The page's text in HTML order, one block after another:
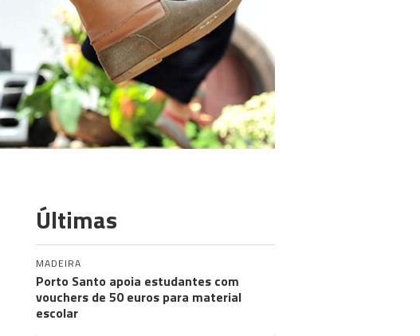
Últimas
MADEIRA
Porto Santo apoia estudantes com
vouchers de 50 euros para material
escolar